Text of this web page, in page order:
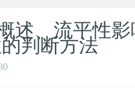
述、流平性
判断方法